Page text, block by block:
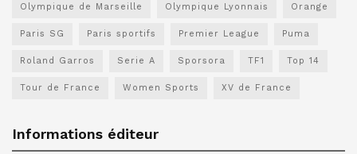
Olympique de Marseille Olympique Lyonnais Orange
Paris SG Paris sportifs Premier League Puma
Roland Garros Serie A Sporsora TF1 Top 14
Tour de France Women Sports XV de France
Informations éditeur